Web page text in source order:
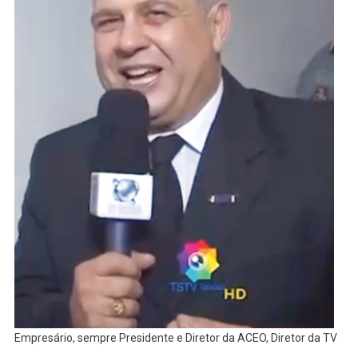
Empresário, sempre Presidente e Diretor da ACEO, Diretor da TV